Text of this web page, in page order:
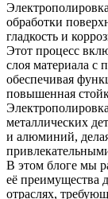
обработки
гладкость и
Этот процесс
слоя материала с
обеспечивая
повышенная
металлических
и алюминий,
В этом блоге мы
её преимущества
отраслях,